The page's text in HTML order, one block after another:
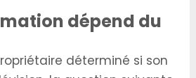
dépend du
déterminé si son